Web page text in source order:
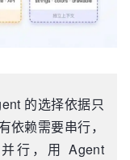
的选择依据只
依赖需要串行，
行，用 Agent